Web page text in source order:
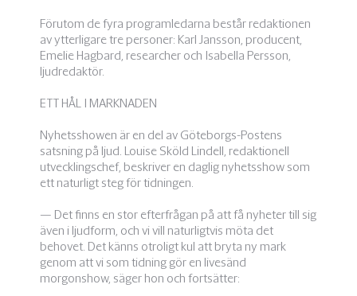
Förutom de fyra programledarna består redaktionen
av ytterligare tre personer: Karl Jansson, producent,
Emelie Hagbard, researcher och Isabella Persson,
ljudredaktör.
ETT HÅL I MARKNADEN
Nyhetsshowen är en del av Göteborgs-Postens
satsning på ljud. Louise Sköld Lindell, redaktionell
utvecklingschef, beskriver en daglig nyhetsshow som
ett naturligt steg för tidningen.
— Det finns en stor efterfrågan på att få nyheter till sig
även i ljudform, och vi vill naturligtvis möta det
behovet. Det känns otroligt kul att bryta ny mark
genom att vi som tidning gör en livesänd
morgonshow, säger hon och fortsätter: